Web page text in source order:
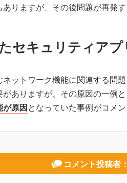
りますが、その後問題が再発す
セキュリティア
ネットワーク機能に関連する問
ありますが、その原因の一例
が原因となっていた事例がコメ
コメント投稿者